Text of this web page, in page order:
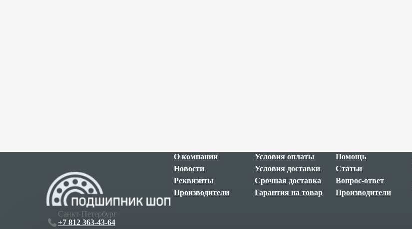
Санкт-Петербург
+7 812 363-43-64
О компании
Новости
Реквизиты
Производители
Условия оплаты
Условия доставки
Срочная доставка
Гарантия на товар
Помощь
Статьи
Вопрос-ответ
Производители